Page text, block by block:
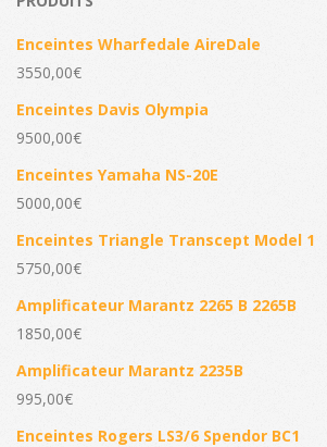
Enceintes Wharfedale AireDale
3550,00€
Enceintes Davis Olympia
9500,00€
Enceintes Yamaha NS-20E
5000,00€
Enceintes Triangle Transcept Model 1
5750,00€
Amplificateur Marantz 2265 B 2265B
1850,00€
Amplificateur Marantz 2235B
995,00€
Enceintes Rogers LS3/6 Spendor BC1